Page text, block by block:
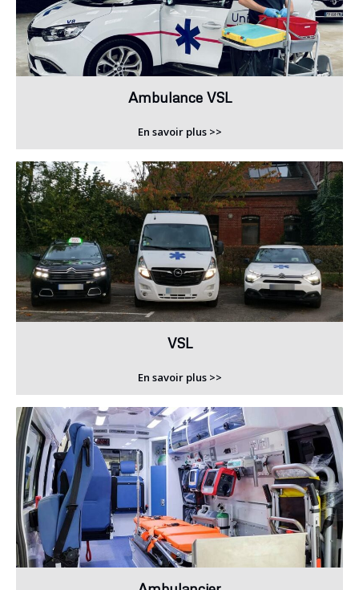
Ambulance VSL
En savoir plus >>
VSL
En savoir plus >>